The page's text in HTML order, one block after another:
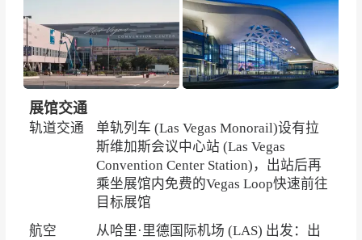
展馆交通
轨道交通
单轨列车 (Las Vegas Monorail)设有拉
斯维加斯会议中心站 (Las Vegas
Convention Center Station)，出站后再
乘坐展馆内免费的Vegas Loop快速前往
目标展馆
航空
从哈里·里德国际机场 (LAS) 出发：出